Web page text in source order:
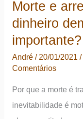
mais
valioso
que
o
dinheiro
Morte e
dinheiro
importante?
André/ 20/01/2021/
Comentários
Por que a morte é
inevitabilidade é